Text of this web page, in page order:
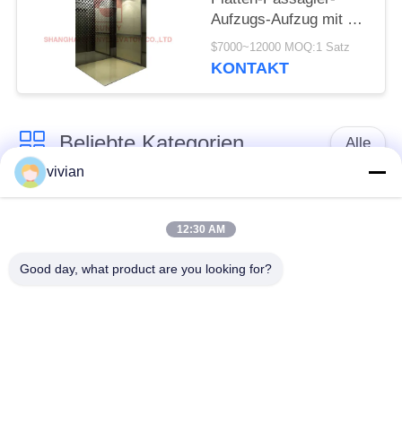
Aufzugs-Aufzug mit mit
schwarzem Titan
$7000~12000 MOQ:1 Satz
KONTAKT
Beliebte Kategorien Alle
Maschinen-Raum
weniger Aufzug
Panoramischer
vivian
12:30 AM
Good day, what product are you looking for?